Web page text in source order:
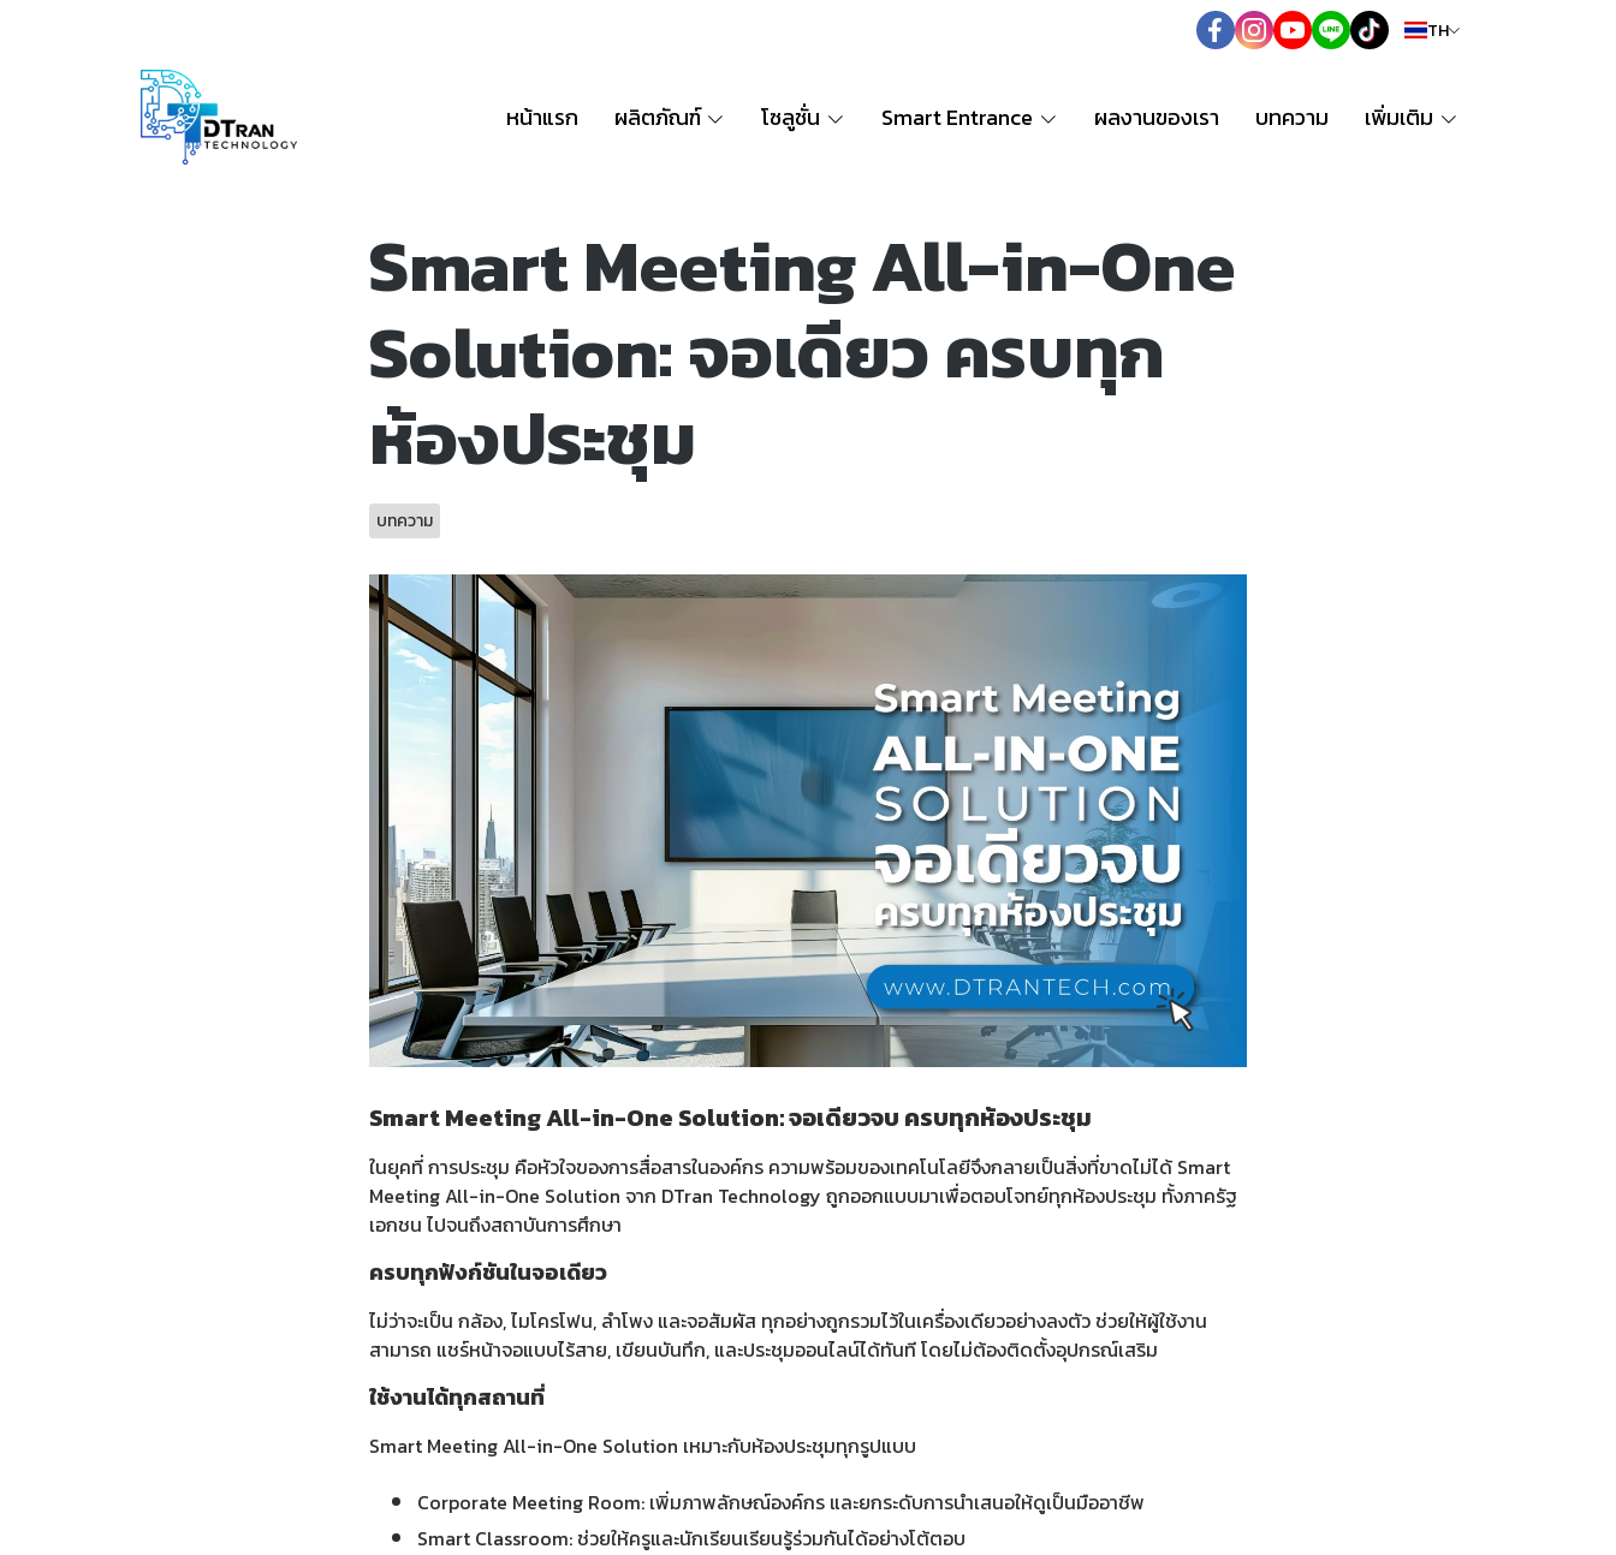
TH
หน้าแรก ผลิตภัณฑ์ โซลูชั่น Smart Entrance ผลงานของเรา บทความ เพิ่มเติม
Smart Meeting All-in-One
Solution: จอเดียว ครบทุก
ห้องประชุม
บทความ
Smart Meeting All-in-One Solution: จอเดียวจบ ครบทุกห้องประชุม
ในยุคที่ การประชุม คือหัวใจของการสื่อสารในองค์กร ความพร้อมของเทคโนโลยีจึงกลายเป็นสิ่งที่ขาดไม่ได้ Smart
Meeting All-in-One Solution จาก DTran Technology ถูกออกแบบมาเพื่อตอบโจทย์ทุกห้องประชุม ทั้งภาครัฐ
เอกชน ไปจนถึงสถาบันการศึกษา
ครบทุกฟังก์ชันในจอเดียว
ไม่ว่าจะเป็น กล้อง, ไมโครโฟน, ลำโพง และจอสัมผัส ทุกอย่างถูกรวมไว้ในเครื่องเดียวอย่างลงตัว ช่วยให้ผู้ใช้งาน
สามารถ แชร์หน้าจอแบบไร้สาย, เขียนบันทึก, และประชุมออนไลน์ได้ทันที โดยไม่ต้องติดตั้งอุปกรณ์เสริม
ใช้งานได้ทุกสถานที่
Smart Meeting All-in-One Solution เหมาะกับห้องประชุมทุกรูปแบบ
Corporate Meeting Room: เพิ่มภาพลักษณ์องค์กร และยกระดับการนำเสนอให้ดูเป็นมืออาชีพ
Smart Classroom: ช่วยให้ครูและนักเรียนเรียนรู้ร่วมกันได้อย่างโต้ตอบ